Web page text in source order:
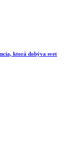
ktorá dobýva svet